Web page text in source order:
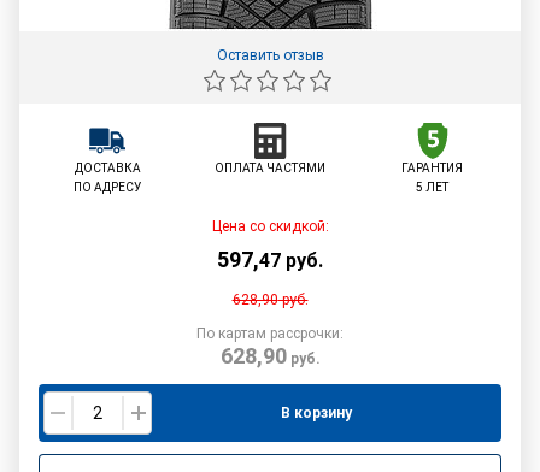
Оставить отзыв
ДОСТАВКА
ПО АДРЕСУ
ОПЛАТА ЧАСТЯМИ
ГАРАНТИЯ
5 ЛЕТ
Цена со скидкой:
597,47 руб.
628,90руб.
По картам рассрочки:
628,90руб.
В корзину